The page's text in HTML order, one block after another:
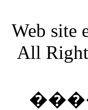
Web site
All